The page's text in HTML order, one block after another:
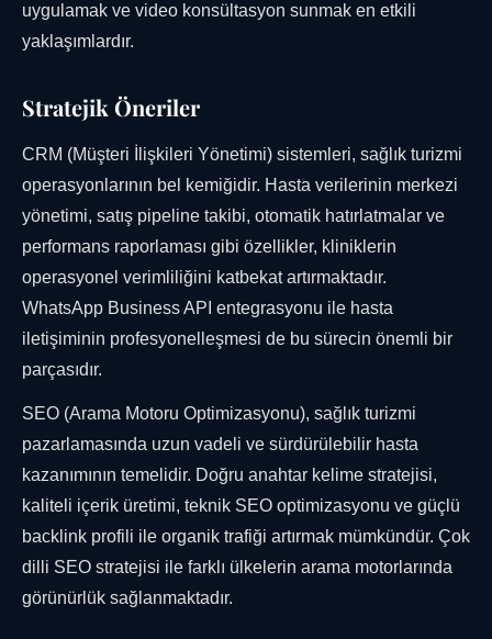
uygulamak ve video konsültasyon sunmak en etkili
yaklaşımlardır.
Stratejik Öneriler
CRM (Müşteri İlişkileri Yönetimi) sistemleri, sağlık turizmi
operasyonlarının bel kemiğidir. Hasta verilerinin merkezi
yönetimi, satış pipeline takibi, otomatik hatırlatmalar ve
performans raporlaması gibi özellikler, kliniklerin
operasyonel verimliliğini katbekat artırmaktadır.
WhatsApp Business API entegrasyonu ile hasta
iletişiminin profesyonelleşmesi de bu sürecin önemli bir
parçasıdır.
SEO (Arama Motoru Optimizasyonu), sağlık turizmi
pazarlamasında uzun vadeli ve sürdürülebilir hasta
kazanımının temelidir. Doğru anahtar kelime stratejisi,
kaliteli içerik üretimi, teknik SEO optimizasyonu ve güçlü
backlink profili ile organik trafiği artırmak mümkündür. Çok
dilli SEO stratejisi ile farklı ülkelerin arama motorlarında
görünürlük sağlanmaktadır.